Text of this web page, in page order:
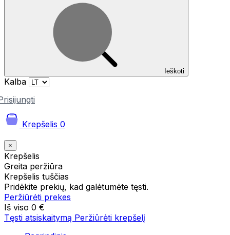
Ieškoti
Kalba
Krepšelis 0
×
Krepšelis
Greita peržiūra
Krepšelis tuščias
Pridėkite prekių, kad galėtumėte tęsti.
Peržiūrėti prekes
Iš viso 0 €
Tęsti atsiskaitymą Peržiūrėti krepšelį